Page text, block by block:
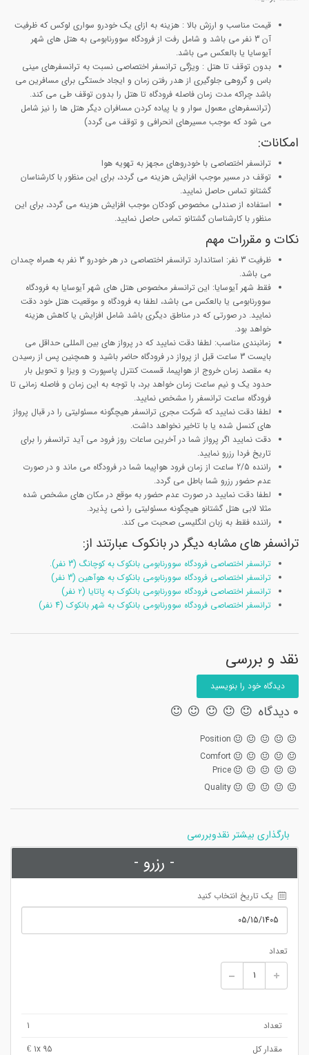
قیمت مناسب و ارزش بالا : هزینه به ازای یک خودرو سواری لوکس که ظرفیت
آن 3 نفر می باشد و شامل رفت از فرودگاه سوورنابومی به هتل های شهر
آیوسایا یا بالعکس می باشد.
بدون توقف تا هتل : ویژگی ترانسفر اختصاصی نسبت به ترانسفرهای مینی
باس و گروهی جلوگیری از هدر رفتن زمان و ایجاد خستگی برای مسافرین می
باشد چراکه مدت زمان فاصله فرودگاه تا هتل را بدون توقف طی می کند.
(ترانسفرهای معمول سوار و یا پیاده کردن مسافران دیگر هتل ها را نیز شامل
می شود که موجب مسیرهای انحرافی و توقف می گردد)
امکانات:
ترانسفر اختصاصی با خودروهای مجهز به تهویه هوا
توقف در مسیر موجب افزایش هزینه می گردد، برای این منظور با کارشناسان
گشتانو تماس حاصل نمایید.
استفاده از صندلی مخصوص کودکان موجب افزایش هزینه می گردد، برای این
منظور با کارشناسان گشتانو تماس حاصل نمایید.
نکات و مقررات مهم
ظرفیت 3 نفر
: استاندارد ترانسفر اختصاصی در هر خودرو 3 نفر به همراه چمدان
می باشد.
فقط شهر آیوسایا: این ترانسفر مخصوص هتل های شهر آیوسایا به فرودگاه
سوورنابومی یا بالعکس می باشد، لطفا به فرودگاه و موقعیت هتل خود دقت
نمایید. در صورتی که در مناطق دیگری باشد شامل افزایش یا کاهش هزینه
خواهد بود.
زمانبندی مناسب: لطفا دقت نمایید که در پرواز های بین المللی حداقل می
بایست 3 ساعت قبل از پرواز در فرودگاه حاضر باشید و همچنین پس از رسیدن
به مقصد زمان خروج از هواپیما، قسمت کنترل پاسپورت و ویزا و تحویل بار
حدود یک و نیم ساعت زمان خواهد برد، با توجه به این زمان و فاصله زمانی تا
فرودگاه ساعت ترانسفر را مشخص نمایید.
لطفا دقت نمایید که شرکت مجری ترانسفر هیچگونه مسئولیتی را در قبال پرواز
های کنسل شده یا با تاخیر نخواهد داشت.
دقت نمایید اگر پرواز شما در آخرین ساعات روز فرود می آید ترانسفر را برای
تاریخ فردا رزرو نمایید.
راننده 2/5 ساعت از زمان فرود هواپیما شما در فرودگاه می ماند و در صورت
عدم حضور رزرو شما باطل می گردد.
لطفا دقت نمایید در صورت عدم حضور به موقع در مکان های مشخص شده
مثلا لابی هتل گشتانو هیچگونه مسئولیتی را نمی پذیرد.
راننده فقط به زبان انگلیسی صحبت می کند.
ترانسفر های مشابه دیگر در بانکوک عبارتند از:
ترانسفر اختصاصی فرودگاه سوورنابومی بانکوک به کوچانگ (3 نفر).
ترانسفر اختصاصی فرودگاه سوورنابومی بانکوک به هوآهین (3 نفر)
ترانسفر اختصاصی فرودگاه سوورنابومی بانکوک به پاتایا (۲ نفر)
ترانسفر اختصاصی فرودگاه سوورنابومی بانکوک به شهر بانکوک (4 نفر)
نقد و بررسی
دیدگاه خود را بنویسید
0 دیدگاه
Position
Comfort
Price
Quality
بارگذاری بیشتر نقدوبررسی
- رزرو -
یک تاریخ انتخاب کنید
تعداد
تعداد
1
مقدار کل
1x 95 €